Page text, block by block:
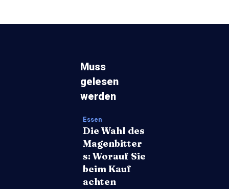
Muss
gelesen
werden
Essen
Die Wahl des
Magenbitter
s: Worauf Sie
beim Kauf
achten